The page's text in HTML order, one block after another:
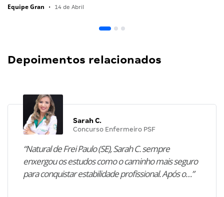
Equipe Gran • 14 de Abril
Depoimentos relacionados
Sarah C.
Concurso Enfermeiro PSF
“Natural de Frei Paulo (SE), Sarah C. sempre
enxergou os estudos como o caminho mais seguro
para conquistar estabilidade profissional. Após o…”